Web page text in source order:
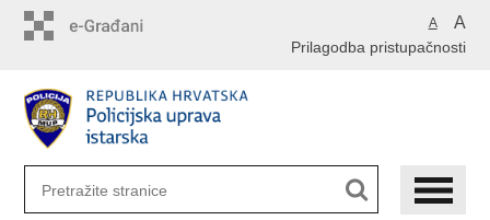
A A
Prilagodba pristupačnosti